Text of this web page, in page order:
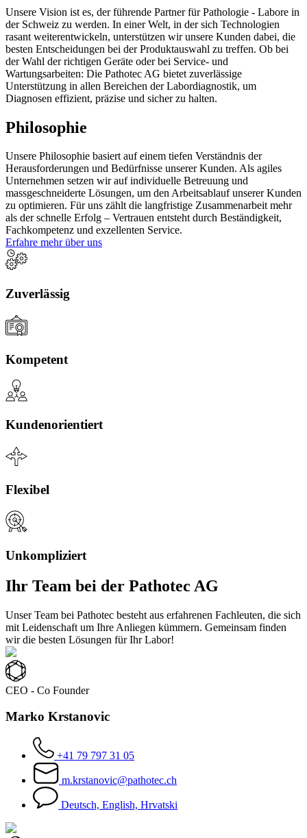
Unsere Vision ist es, der führende Partner für Pathologie - Labore in
der Schweiz zu werden. In einer Welt, in der sich Technologien
rasant weiterentwickeln, unterstützen wir unsere Kunden dabei, die
besten Entscheidungen bei der Produktauswahl zu treffen. Ob bei
der Wahl der richtigen Geräte oder bei Service- und
Wartungsarbeiten: Die Pathotec AG bietet zuverlässige
Unterstützung in allen Bereichen der Labordiagnostik, um
Diagnosen effizient, präzise und sicher zu halten.
Philosophie
Unsere Philosophie basiert auf einem tiefen Verständnis der
Herausforderungen und Bedürfnisse unserer Kunden. Als agiles
Unternehmen setzen wir auf individuelle Betreuung und
massgeschneiderte Lösungen, um den Arbeitsablauf unserer Kunden
zu optimieren. Für uns zählt die langfristige Zusammenarbeit mehr
als der schnelle Erfolg – Vertrauen entsteht durch Beständigkeit,
Fachkompetenz und exzellenten Service.
Erfahre mehr über uns
Zuverlässig
Kompetent
Kundenorientiert
Flexibel
Unkompliziert
Ihr Team bei der Pathotec AG
Unser Team bei Pathotec besteht aus erfahrenen Fachleuten, die sich
mit Leidenschaft um Ihre Anliegen kümmern. Gemeinsam finden
wir die besten Lösungen für Ihr Labor!
CEO - Co Founder
Marko Krstanovic
+41 79 797 31 05
m.krstanovic@pathotec.ch
Deutsch, English, Hrvatski